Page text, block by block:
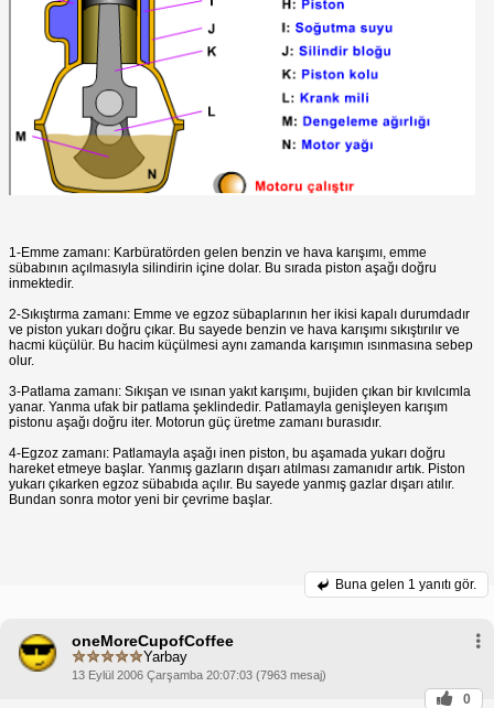
1-Emme zamanı: Karbüratörden gelen benzin ve hava karışımı, emme
sübabının açılmasıyla silindirin içine dolar. Bu sırada piston aşağı doğru
inmektedir.
2-Sıkıştırma zamanı: Emme ve egzoz sübaplarının her ikisi kapalı durumdadır
ve piston yukarı doğru çıkar. Bu sayede benzin ve hava karışımı sıkıştırılır ve
hacmi küçülür. Bu hacim küçülmesi aynı zamanda karışımın ısınmasına sebep
olur.
3-Patlama zamanı: Sıkışan ve ısınan yakıt karışımı, bujiden çıkan bir kıvılcımla
yanar. Yanma ufak bir patlama şeklindedir. Patlamayla genişleyen karışım
pistonu aşağı doğru iter. Motorun güç üretme zamanı burasıdır.
4-Egzoz zamanı: Patlamayla aşağı inen piston, bu aşamada yukarı doğru
hareket etmeye başlar. Yanmış gazların dışarı atılması zamanıdır artık. Piston
yukarı çıkarken egzoz sübabıda açılır. Bu sayede yanmış gazlar dışarı atılır.
Bundan sonra motor yeni bir çevrime başlar.
Buna gelen 1 yanıtı gör.
oneMoreCupofCoffee
Yarbay
13 Eylül 2006 Çarşamba 20:07:03 (7963 mesaj)
0